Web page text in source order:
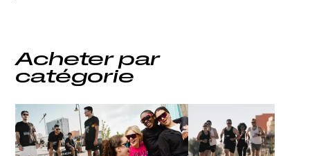
Acheter par
catégorie